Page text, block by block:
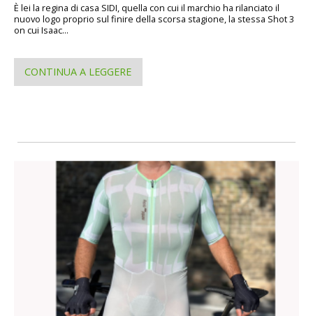
È lei la regina di casa SIDI, quella con cui il marchio ha rilanciato il
nuovo logo proprio sul finire della scorsa stagione, la stessa Shot 3
on cui Isaac...
CONTINUA A LEGGERE